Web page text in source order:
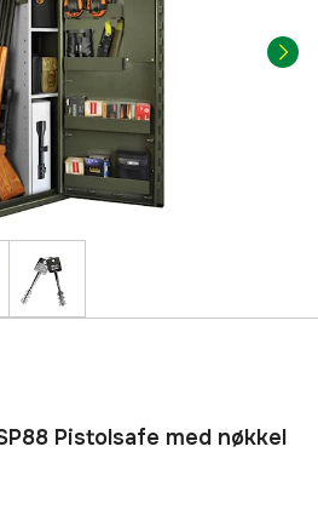
Pistolsafe med nøkkel